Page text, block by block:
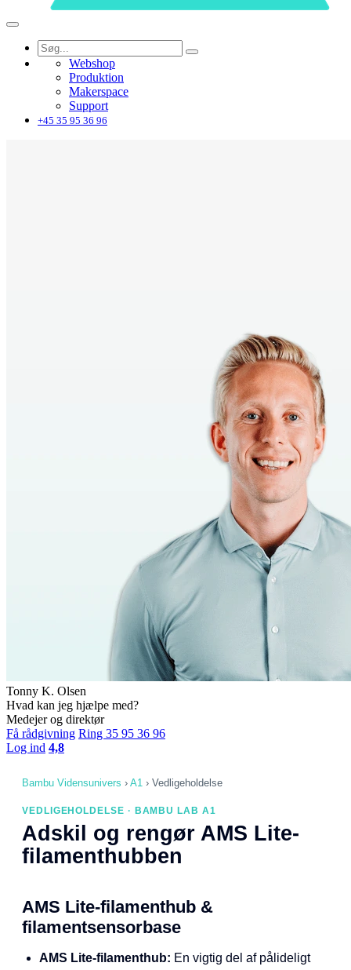
Webshop
Produktion
Makerspace
Support
+45 35 95 36 96
Tonny K. Olsen
Hvad kan jeg hjælpe med?
Medejer og direktør
Få rådgivning Ring 35 95 36 96
Log ind 4,8
Bambu Vidensunivers › A1 › Vedligeholdelse
VEDLIGEHOLDELSE · BAMBU LAB A1
Adskil og rengør AMS Lite-
filamenthubben
AMS Lite-filamenthub &
filamentsensorbase
AMS Lite-filamenthub: En vigtig del af pålideligt